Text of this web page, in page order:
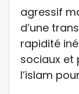
agressif
d’une
rapidité
sociaux et
l’islam